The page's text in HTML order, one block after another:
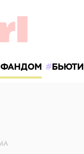
ФАНДОМ БЬЮТИ